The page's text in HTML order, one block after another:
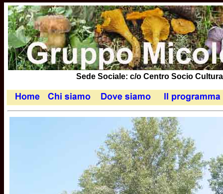
Sede Sociale: c/o Centro Socio